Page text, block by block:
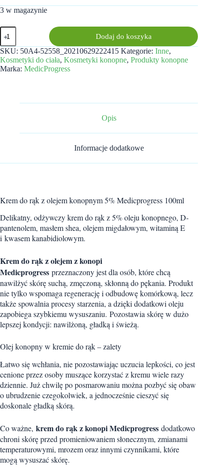
3 w magazynie
ilość
Regeneracyjny
krem
do
rąk
Medicprogress
Dodaj do koszyka
SKU: 50A4-52558_20210629222415 Kategorie: Inne,
Kosmetyki do ciała, Kosmetyki konopne, Produkty konopne
Marka: MedicProgress
Opis
Informacje dodatkowe
Krem do rąk z olejem konopnym 5% Medicprogress 100ml
Delikatny, odżywczy krem do rąk z 5% oleju konopnego, D-
pantenolem, masłem shea, olejem migdałowym, witaminą E
i kwasem kanabidiolowym.
Krem do rąk z olejem z konopi
Medicprogress przeznaczony jest dla osób, które chcą
nawilżyć skórę suchą, zmęczoną, skłonną do pękania. Produkt
nie tylko wspomaga regenerację i odbudowę komórkową, lecz
także spowalnia procesy starzenia, a dzięki dodatkowi oleju
zapobiega szybkiemu wysuszaniu. Pozostawia skórę w dużo
lepszej kondycji: nawilżoną, gładką i świeżą.
Olej konopny w kremie do rąk – zalety
Łatwo się wchłania, nie pozostawiając uczucia lepkości, co jest
cenione przez osoby muszące korzystać z kremu wiele razy
dziennie. Już chwilę po posmarowaniu można pozbyć się obaw
o ubrudzenie czegokolwiek, a jednocześnie cieszyć się
doskonale gładką skórą.
Co ważne, krem do rąk z konopi Medicprogress dodatkowo
chroni skórę przed promieniowaniem słonecznym, zmianami
temperaturowymi, mrozem oraz innymi czynnikami, które
mogą wysuszać skórę.